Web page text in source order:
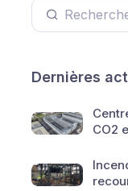
Dernières
CO2